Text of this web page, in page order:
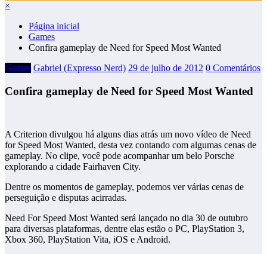
×
Página inicial
Games
Confira gameplay de Need for Speed Most Wanted
Games Gabriel (Expresso Nerd) 29 de julho de 2012 0 Comentários
Confira gameplay de Need for Speed Most Wanted
A Criterion divulgou há alguns dias atrás um novo vídeo de Need
for Speed Most Wanted, desta vez contando com algumas cenas de
gameplay. No clipe, você pode acompanhar um belo Porsche
explorando a cidade Fairhaven City.
Dentre os momentos de gameplay, podemos ver várias cenas de
perseguição e disputas acirradas.
Need For Speed Most Wanted será lançado no dia 30 de outubro
para diversas plataformas, dentre elas estão o PC, PlayStation 3,
Xbox 360, PlayStation Vita, iOS e Android.